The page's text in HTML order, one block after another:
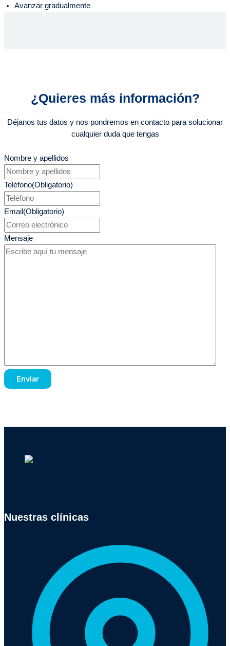
Avanzar gradualmente
¿Quieres más información?
Déjanos tus datos y nos pondremos en contacto para solucionar
cualquier duda que tengas
Nombre y apellidos
Teléfono(Obligatorio)
Email (Obligatorio)
Mensaje
Nuestras clínicas